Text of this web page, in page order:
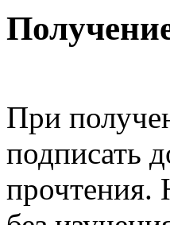
При
подписать
прочтения.